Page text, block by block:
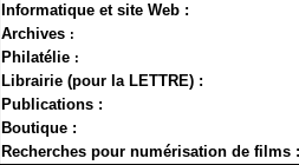
Informatique et site Web :
Archives :
Philatélie :
Librairie (pour la LETTRE) :
Publications :
Boutique :
Recherches pour numérisation de films :